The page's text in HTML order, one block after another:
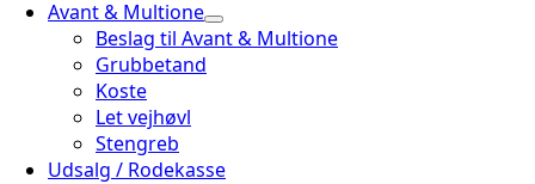
Avant & Multione
Beslag til Avant & Multione
Grubbetand
Koste
Let vejhøvl
Stengreb
Udsalg / Rodekasse